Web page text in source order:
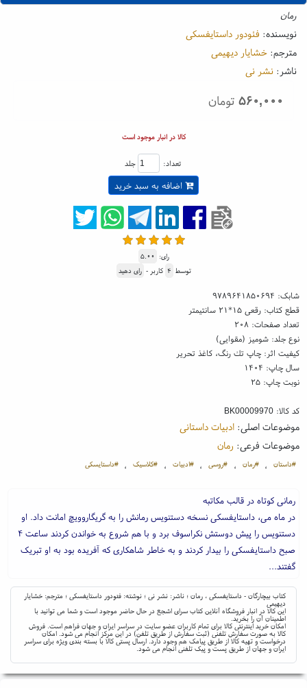
رمان
نویسنده: فئودور داستایفسکی
مترجم: خشایار دیهیمی
ناشر: نشر نی
۵۶۰,۰۰۰تومان
کالا در انبار موجود است
تعداد: جلد
اضافه به سبد خرید
رای: ۵.۰۰
توسط ۴ کاربر - رای دهید
شابک: ۹۷۸۹۶۴۱۸۵۰۶۹۴
قطع کتاب: رقعی ۱۵*۲۱ سانتیمتر
تعداد صفحات: ۲۰۸
نوع جلد: شومیز (مقوایی)
کیفیت اثر: چاپ تك رنگ، کاغذ تحریر
سال چاپ: ۱۴۰۴
نوبت چاپ: ۲۵
کد کالا:BK00009970
موضوعات اصلی:ادبیات داستانی
موضوعات فرعی: رمان
#داستان ، #رمان ، #روسی ، #ادبیات ، #کلاسیک ، #داستایسکی
رمانی کوتاه در قالب مکاتبه
در ماه می، داستایفسکی نسخه دستنویس رمانش را به گریگاروویچ امانت داد. او
دستنویس را پیش دوستش نکراسوف برد و با هم شروع به خواندن کردند ساعت ۴
صبح داستایفسکی را بیدار کردند و به خاطر شاهکاری که آفریده بود به او تبریک
گفتند...
کتاب بیچارگان - داستایفسکی ، رمان ؛ ناشر: نشر نی ؛ نوشته: فئودور داستایفسکی ؛ مترجم: خشایار
دیهیمی
این کالا در انبار فروشگاه آنلاین کتاب سرای اشجع در حال حاضر موجود است و شما می توانید با
اطمینان آن را بخرید.
امکان خرید اینترنتی کالا برای تمام کاربران عضو سایت در سراسر ایران و جهان فراهم است. فروش
کالا به صورت سفارش تلفنی (ثبت سفارش از طریق تلفن) در این مرکز انجام می شود. امکان
درخواست و تهیه کالا از طریق پیامک هم وجود دارد. ارسال پستی کالا با بسته بندی ویژه برای سراسر
ایران و جهان از طریق پست و پیک تلفنی انجام می شود.